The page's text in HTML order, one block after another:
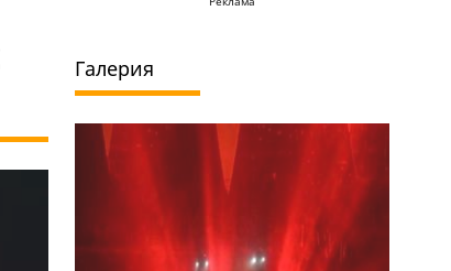
Галерия